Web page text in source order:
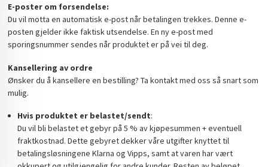
E-poster om forsendelse:
Du vil motta en automatisk e-post når betalingen trekkes. Denne e-
posten gjelder ikke faktisk utsendelse. En ny e-post med
sporingsnummer sendes når produktet er på vei til deg.
Kansellering av ordre
Ønsker du å kansellere en bestilling? Ta kontakt med oss så snart som
mulig.
Hvis produktet er belastet/sendt:
Du vil bli belastet et gebyr på 5 % av kjøpesummen + eventuell
fraktkostnad. Dette gebyret dekker våre utgifter knyttet til
betalingsløsningene Klarna og Vipps, samt at varen har vært